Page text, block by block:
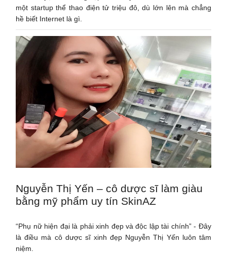
một startup thể thao điện tử triệu đô, dù lớn lên mà chẳng
hề biết Internet là gì.
Nguyễn Thị Yến – cô dược sĩ làm giàu
bằng mỹ phẩm uy tín SkinAZ
“Phụ nữ hiện đại là phải xinh đẹp và độc lập tài chính” - Đây
là điều mà cô dược sĩ xinh đẹp Nguyễn Thị Yến luôn tâm
niệm.